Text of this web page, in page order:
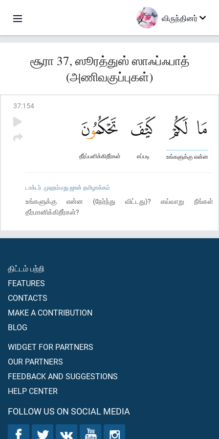
விருந்தினர்
சூரா 37, ஸூரத்துஸ் ஸாஃப்ஃபாத்
(அணிவகுப்புகள்)
37:154
உங்களுக்கு என்ன
எப்படி
தீர்ப்பளிக்கிறீர்கள்
டாக்டர். முஹம்மது ஜான் தமிழாக்கம்
உங்களுக்கு என்ன (நேர்ந்து விட்டது)? எவ்வாறு நீங்கள்
தீர்மானிக்கிறீர்கள்?
திட்டம் பற்றி
FEATURES
CONTACTS
MAKE A CONTRIBUTION
BLOG
WIDGET FOR PARTNERS
OUR PARTNERS
FEEDBACK AND SUGGESTIONS
HELP CENTER
FOLLOW US ON SOCIAL MEDIA